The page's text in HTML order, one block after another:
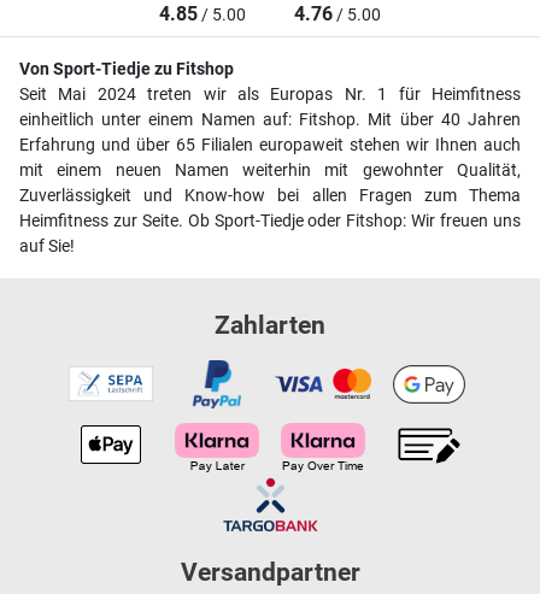
4.85/ 5.00 4.76/ 5.00
Von Sport-Tiedje zu Fitshop
Seit Mai 2024 treten wir als Europas Nr. 1 für Heimfitness
einheitlich unter einem Namen auf: Fitshop. Mit über 40 Jahren
Erfahrung und über 65 Filialen europaweit stehen wir Ihnen auch
mit einem neuen Namen weiterhin mit gewohnter Qualität,
Zuverlässigkeit und Know-how bei allen Fragen zum Thema
Heimfitness zur Seite. Ob Sport-Tiedje oder Fitshop: Wir freuen uns
auf Sie!
Zahlarten
Versandpartner